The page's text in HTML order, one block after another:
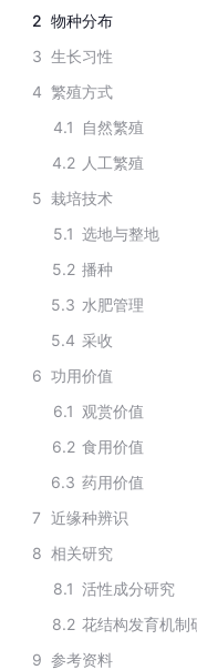
2 物种分布
3 生长习性
4 繁殖方式
4.1
自然繁殖
4.2 人工繁殖
5 栽培技术
5.1 选地与整地
5.2 播种
5.3 水肥管理
5.4 采收
6 功用价值
6.1 观赏价值
6.2 食用价值
6.3 药用价值
7 近缘种辨识
8 相关研究
8.1 活性成分研究
8.2 花结构发育机制
9 参考资料